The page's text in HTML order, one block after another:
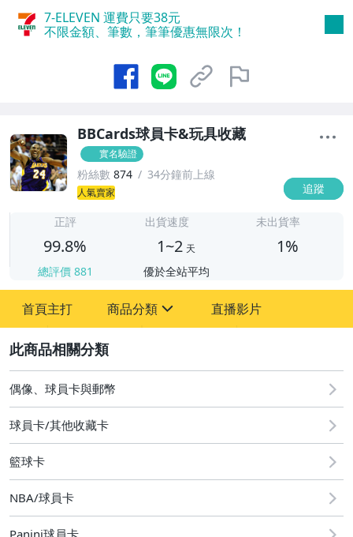
7-ELEVEN 運費只要38元
不限金額、筆數，筆筆優惠無限次！
BBCards球員卡&玩具收藏
實名驗證
粉絲數 874 34分鐘前上線
人氣賣家 追蹤
正評
99.8%
總評價 881
出貨速度
1~2 天
優於全站平均
未出貨率
1%
首頁主打 商品分類
圖書/影音/文具
玩具、模型與公仔
偶像、球員卡與郵幣
直播影片
偶像、球員卡與郵幣
球員卡/其他收藏卡
籃球卡
NBA/球員卡